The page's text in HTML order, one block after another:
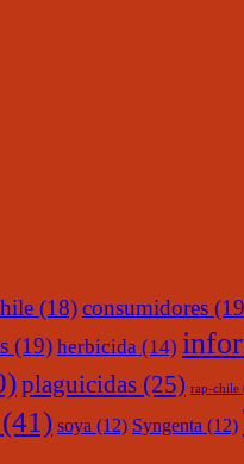
(18)consumidores
(19) herbicida (14)
plaguicidas (25) rap-chile
(41) soya (12) Syngenta (12)